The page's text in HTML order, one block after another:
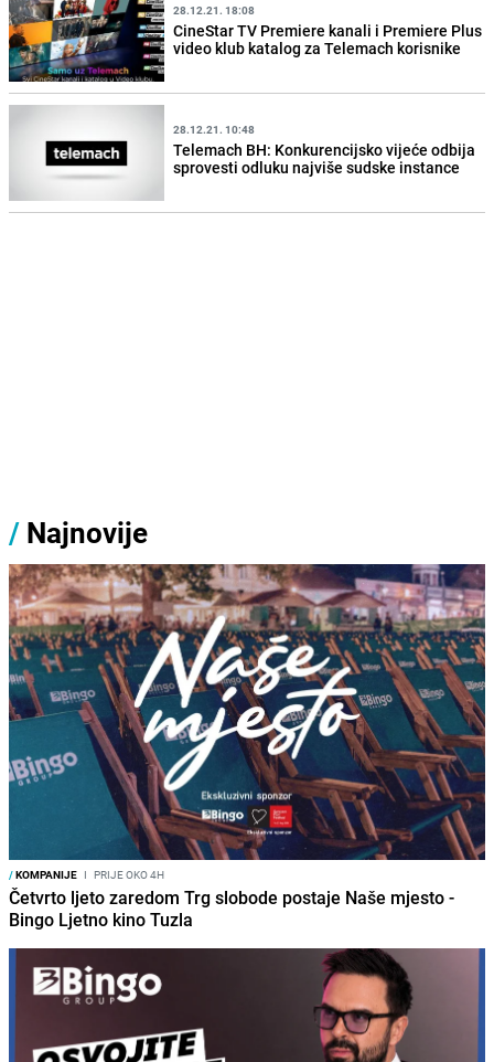
28.12.21. 18:08
CineStar TV Premiere kanali i Premiere Plus
video klub katalog za Telemach korisnike
28.12.21. 10:48
Telemach BH: Konkurencijsko vijeće odbija
sprovesti odluku najviše sudske instance
/ Najnovije
/KOMPANIJE I PRIJE OKO 4H
Četvrto ljeto zaredom Trg slobode postaje Naše mjesto -
Bingo Ljetno kino Tuzla